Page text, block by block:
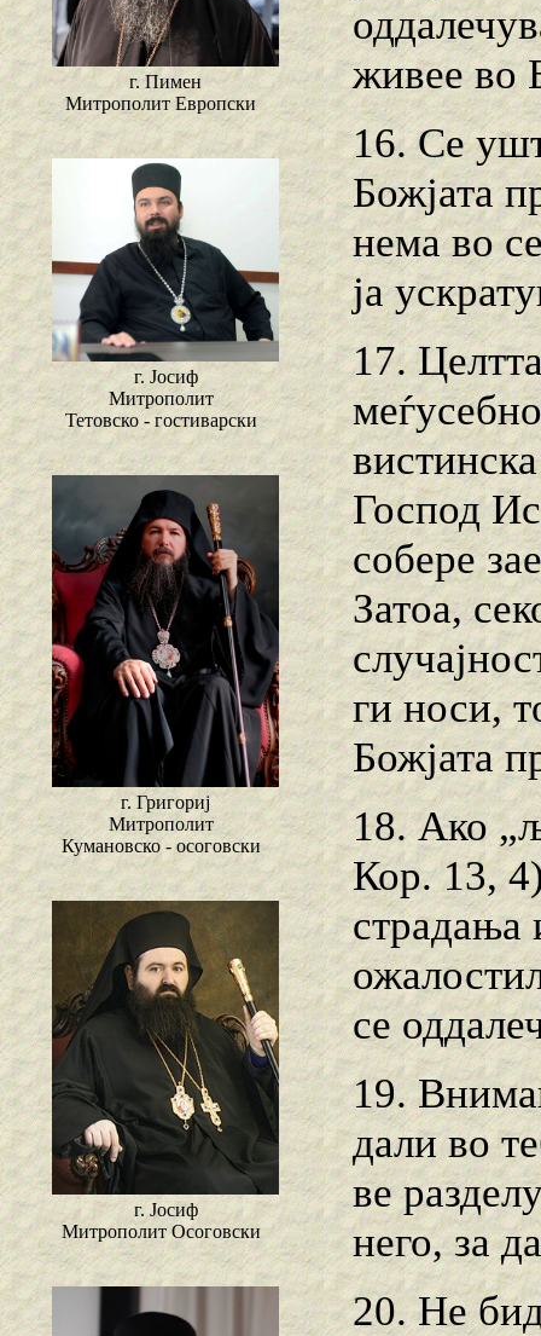
г. Пимен
Митрополит Европски
г. Јосиф
Митрополит
Тетовско - гостиварски
г. Григориј
Митрополит
Кумановско - осоговски
г. Јосиф
Митрополит Осоговски
живее во
16. Се
Божјата
нема во
ја
17.
Господ
собере
Затоа,
ги носи,
Божјата
18. Ако
Кор. 13,
страдања
се
19.
дали во
ве
него, за
20. Не